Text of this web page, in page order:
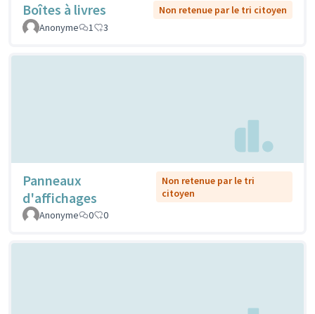
Boîtes à livres
Non retenue par le tri citoyen
Anonyme
1 3
Panneaux
d'affichages
Non retenue par le tri
citoyen
Anonyme
0 0